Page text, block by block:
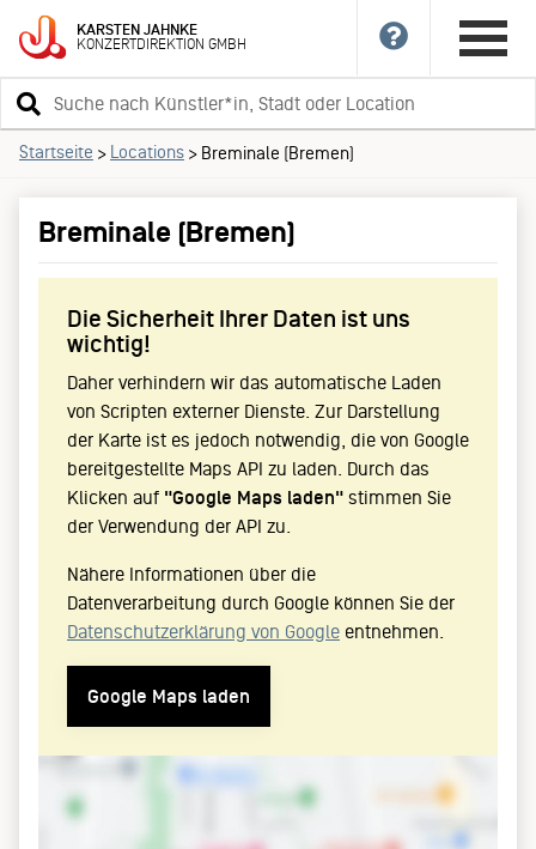
KARSTENJAHNKE
KONZERTDIREKTIONGMBH
Suchbegriff
eingeben
Startseite > Locations > Breminale (Bremen)
Breminale (Bremen)
Die Sicherheit Ihrer Daten ist uns
wichtig!
Daher verhindern wir das automatische Laden
von Scripten externer Dienste. Zur Darstellung
der Karte ist es jedoch notwendig, die von Google
bereitgestellte Maps API zu laden. Durch das
Klicken auf "Google Maps laden" stimmen Sie
der Verwendung der API zu.
Nähere Informationen über die
Datenverarbeitung durch Google können Sie der
Datenschutzerklärung von Google entnehmen.
Google Maps laden